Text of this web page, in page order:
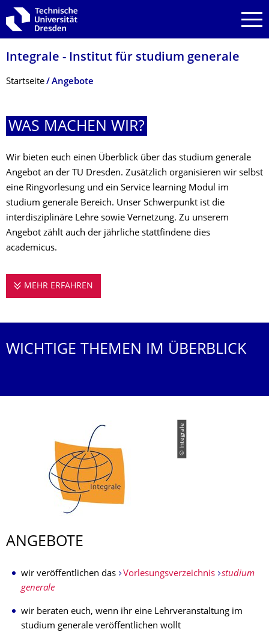
Zur Hauptnavigation springen
Zur Suche springen
Zum Inhalt springen
Integrale - Institut für studium generale
Breadcrumb-Menü
Startseite Angebote
WAS MACHEN WIR?
Wir bieten euch einen Überblick über das studium generale
Angebot an der TU Dresden. Zusätzlich organisieren wir selbst
eine Ringvorlesung und ein Service learning Modul im
studium generale Bereich. Unser Schwerpunkt ist die
interdisziplinäre Lehre sowie Vernetzung. Zu unserem
Angebot zählt auch der jährliche stattfindene dies
academicus.
MEHR ERFAHREN
WICHTIGE THEMEN IM ÜBERBLICK
© Integrale
ANGEBOTE
wir veröffentlichen das Vorlesungsverzeichnis
studium
generale
wir beraten euch, wenn ihr eine Lehrveranstaltung im
studium generale veröffentlichen wollt